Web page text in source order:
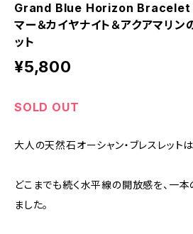
Grand Blue Horizon Bracelet
マー＆カイヤナイト＆アクアマリ
ット
¥5,800
SOLD OUT
大人の天然石オーシャン・ブレスレット
どこまでも続く水平線の開放感を、一本
ました。